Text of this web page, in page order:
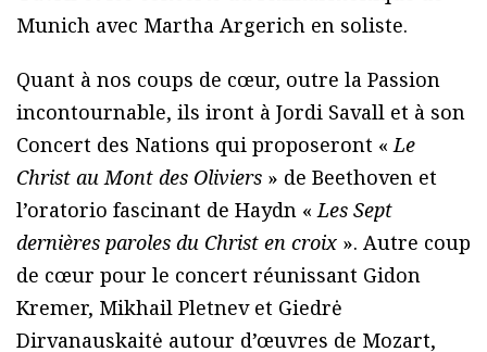
Munich avec Martha Argerich en soliste.
Quant à nos coups de cœur, outre la Passion
incontournable, ils iront à Jordi Savall et à son
Concert des Nations qui proposeront «Le
Christ au Mont des Oliviers » de Beethoven et
l’oratorio fascinant de Haydn «Les Sept
dernières paroles du Christ en croix ». Autre coup
de cœur pour le concert réunissant Gidon
Kremer, Mikhail Pletnev et Giedrė
Dirvanauskaitė autour d’œuvres de Mozart,